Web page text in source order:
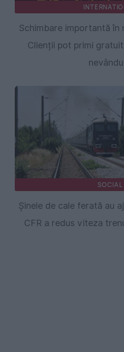
Schimbare importantă în
Clienții pot primi
SOCIAL
Șinele de cale ferată au
CFR a redus viteza